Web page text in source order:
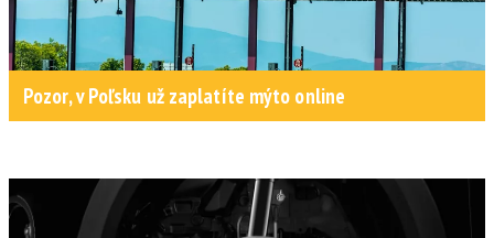
Pozor, v Poľsku už zaplatíte mýto online